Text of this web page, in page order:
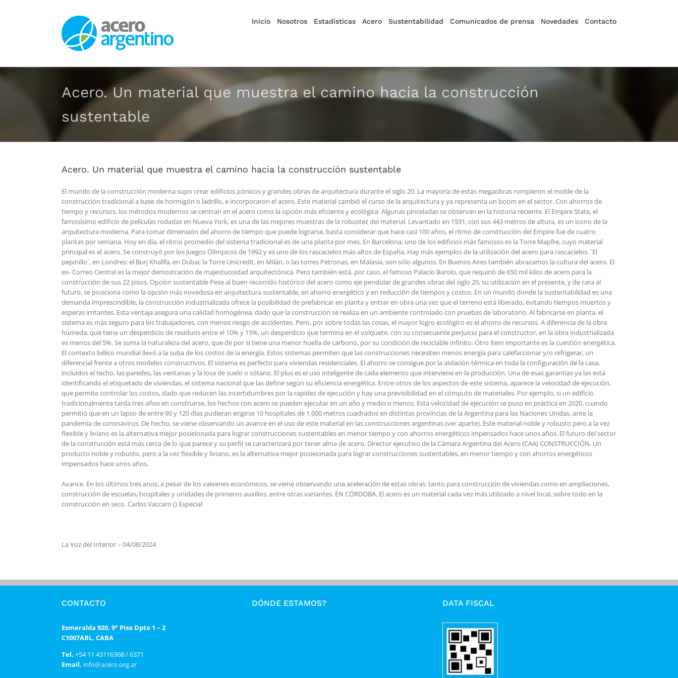
Inicio Nosotros Estadísticas Acero Sustentabilidad Comunicados de prensa Novedades Contacto
Acero. Un material que muestra el camino hacia la construcción
sustentable
Acero. Un material que muestra el camino hacia la construcción sustentable
El mundo de la construcción moderna supo crear edificios ¡cónicos y grandes obras de arquitectura durante el siglo 20. La mayoría de estas megaobras rompieron el molde de la
construcción tradicional a base de hormigón o ladrillo, e incorporaron el acero. Este material cambió el curso de la arquitectura y ya representa un boom en el sector. Con ahorros de
tiempo y recursos, los métodos modernos se centran en el acero como la opción más eficiente y ecológica. Algunas pinceladas se observan en la historia reciente. El Empire State, el
famosísimo edificio de películas rodadas en Nueva York, es una de las mejores muestras de la robustez del material. Levantado en 1931, con sus 443 metros de altura, es un icono de la
arquitectura moderna. Para tomar dimensión del ahorro de tiempo que puede lograrse, basta considerar que hace casi 100 años, el ritmo de construcción del Empire fue de cuatro
plantas por semana. Hoy en día, el ritmo promedio del sistema tradicional es de una planta por mes. En Barcelona, uno de los edificios más famosos es la Torre Mapfre, cuyo material
principal es el acero. Se construyó por los Juegos Olímpicos de 1992 y es uno de los rascacielos más altos de España. Hay más ejemplos de la utilización del acero para rascacielos. `El
pepinillo`, en Londres; el Burj Khalifa, en Dubai; la Torre Unicredit, en Milán, o las torres Petronas, en Malasia, son sólo algunos. En Buenos Aires también abrazamos la cultura del acero. El
ex- Correo Central es la mejor demostración de majestuosidad arquitectónica. Pero también está, por caso, el famoso Palacio Barolo, que requirió de 650 mil kilos de acero para la
construcción de sus 22 pisos. Opción sustentable Pese al buen recorrido histórico del acero como eje pendular de grandes obras del siglo 20, su utilización en el presente, y de cara al
futuro, se posiciona como la opción más novedosa en arquitectura sustentable, en ahorro energético y en reducción de tiempos y costos. En un mundo donde la sustentabilidad es una
demanda imprescindible, la construcción industrializada ofrece la posibilidad de prefabricar en planta y entrar en obra una vez que el terreno está liberado, evitando tiempos muertos y
esperas irritantes. Esta ventaja asegura una calidad homogénea, dado que la construcción se realiza en un ambiente controlado con pruebas de laboratorio. Al fabricarse en planta, el
sistema es más seguro para los trabajadores, con menos riesgo de accidentes. Pero, por sobre todas las cosas, el mayor logro ecológico es el ahorro de recursos. A diferencia de la obra
húmeda, que tiene un desperdicio de residuos entre el 10% y 15%, un desperdicio que termina en el volquete, con su consecuente perjuicio para el constructor, en la obra industrializada
es menos del 5%. Se suma la naturaleza del acero, que de por sí tiene una menor huella de carbono, por su condición de reciclable infinito. Otro ítem importante es la cuestión energética.
El contexto bélico mundial llevó a la suba de los costos de la energía. Estos sistemas permiten que las construcciones necesiten menos energía para calefaccionar y/o refrigerar, un
diferencial frente a otros modelos constructivos. El sistema es perfecto para viviendas residenciales. El ahorro se consigue por la aislación térmica en toda la configuración de la casa,
incluidos el techo, las paredes, las ventanas y la losa de suelo o sótano. El plus es el uso inteligente de cada elemento que interviene en la producción. Una de esas garantías ya las está
identificando el etiquetado de viviendas, el sistema nacional que las define según su eficiencia energética. Entre otros de los aspectos de este sistema, aparece la velocidad de ejecución,
que permite controlar los costos, dado que reducen las incertidumbres por la rapidez de ejecución y hay una previsibilidad en el cómputo de materiales. Por ejemplo, si un edificio
tradicionalmente tarda tres años en construirse, los hechos con acero se pueden ejecutar en un año y medio o menos. Esta velocidad de ejecución se puso en práctica en 2020, cuando
permitió que en un lapso de entre 90 y 120 días pudieran erigirse 10 hospitales de 1.000 metros cuadrados en distintas provincias de la Argentina para las Naciones Unidas, ante la
pandemia de coronavirus. De hecho, se viene observando un avance en el uso de este material en las construcciones argentinas (ver aparte). Este material noble y robusto pero a la vez
flexible y liviano es la alternativa mejor posieionada para lograr construcciones sustentables en menor tiempo y con ahorros energéticos impensados hace unos años. El futuro del sector
de la construcción está más cerca de lo que parece y su perfil se caracterizará por tener alma de acero. Director ejecutivo de la Cámara Argentina del Acero (CAA) CONSTRUCCIÓN. Un
producto noble y robusto, pero a la vez flexible y liviano, es la alternativa mejor posieionada para lograr construcciones sustentables, en menor tiempo y con ahorros energéticos
impensados hace unos años.
Avance. En los últimos tres anos, a pesar de los vaivenes económicos, se viene observando una aceleración de estas obras; tanto para construcción de viviendas como en ampliaciones,
construcción de escuelas, hospitales y unidades de primeros auxilios, entre otras variantes. EN CÓRDOBA. El acero es un material cada vez más utilizado a nivel local, sobre todo en la
construcción en seco. Carlos Vaccaro () Especial
La Voz del Interior – 04/08/2024
CONTACTO
Esmeralda 920, 9° Piso Dpto 1 – 2
C1007ABL, CABA
Tel. +54 11 43116368 / 6371
Email. info@acero.org.ar
DÓNDE ESTAMOS? DATA FISCAL